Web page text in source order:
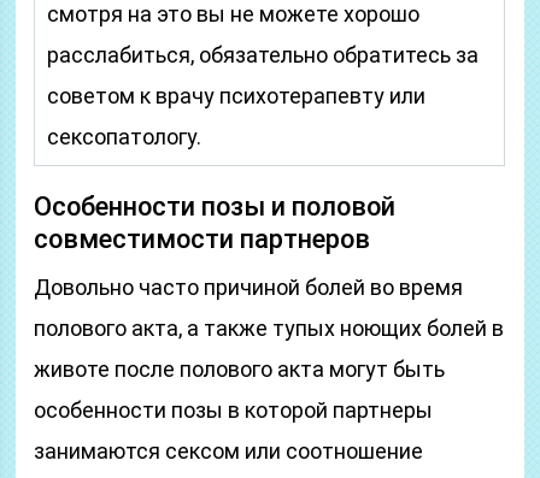
смотря на это вы не можете хорошо
расслабиться, обязательно обратитесь за
советом к врачу психотерапевту или
сексопатологу.
Особенности позы и половой
совместимости партнеров
Довольно часто причиной болей во время
полового акта, а также тупых ноющих болей в
животе после полового акта могут быть
особенности позы в которой партнеры
занимаются сексом или соотношение